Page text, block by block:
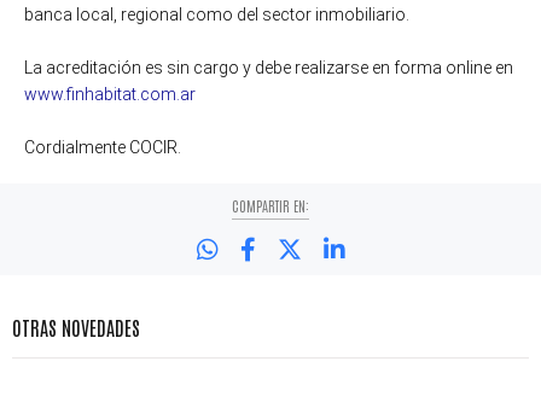
banca local, regional como del sector inmobiliario.
La acreditación es sin cargo y debe realizarse en forma online en
www.finhabitat.com.ar
Cordialmente COCIR.
COMPARTIR EN:
OTRAS NOVEDADES